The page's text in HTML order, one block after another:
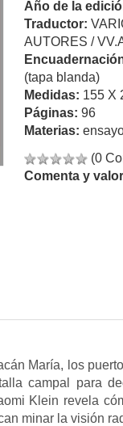
Año de la
Traductor:
AUTORES /
(tapa blanda)
Medidas: 155 X
Páginas: 96
Materias:
(0
Comenta y
María, los
campal para
Klein revela
minar la visión